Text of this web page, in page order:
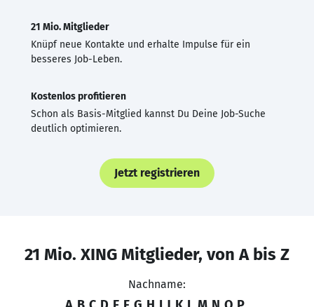
21 Mio. Mitglieder
Knüpf neue Kontakte und erhalte Impulse für ein
besseres Job-Leben.
Kostenlos profitieren
Schon als Basis-Mitglied kannst Du Deine Job-Suche
deutlich optimieren.
Jetzt registrieren
21 Mio. XING Mitglieder, von A bis Z
Nachname: